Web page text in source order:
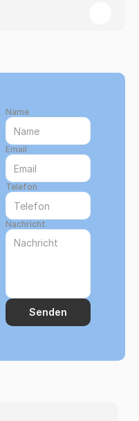
Name
Email
Telefon
Nachricht
Senden